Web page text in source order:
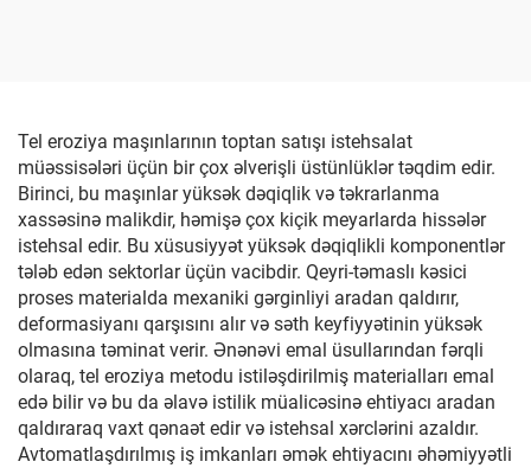
Tel eroziya maşınlarının toptan satışı istehsalat
müəssisələri üçün bir çox əlverişli üstünlüklər təqdim edir.
Birinci, bu maşınlar yüksək dəqiqlik və təkrarlanma
xassəsinə malikdir, həmişə çox kiçik meyarlarda hissələr
istehsal edir. Bu xüsusiyyət yüksək dəqiqlikli komponentlər
tələb edən sektorlar üçün vacibdir. Qeyri-təmaslı kəsici
proses materialda mexaniki gərginliyi aradan qaldırır,
deformasiyanı qarşısını alır və səth keyfiyyətinin yüksək
olmasına təminat verir. Ənənəvi emal üsullarından fərqli
olaraq, tel eroziya metodu istiləşdirilmiş materialları emal
edə bilir və bu da əlavə istilik müalicəsinə ehtiyacı aradan
qaldıraraq vaxt qənaət edir və istehsal xərclərini azaldır.
Avtomatlaşdırılmış iş imkanları əmək ehtiyacını əhəmiyyətli